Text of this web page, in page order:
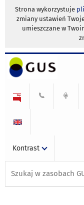
Strona wykorzystuje
zmiany ustawień
umieszczane w
Kontrast